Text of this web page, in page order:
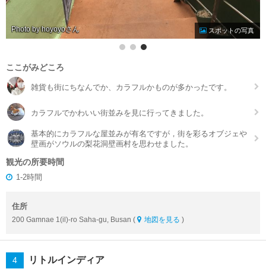
Photo by hoyoyo スポットの写真
ここがみどころ
雑貨も街にちなんでか、カラフルかものが多かったです。
カラフルでかわいい街並みを見に行ってきました。
基本的にカラフルな屋並みが有名ですが，街を彩るオブジェや
壁画がソウルの梨花洞壁画村を思わせました。
観光の所要時間
1-2時間
住所
200 Gamnae 1(il)-ro Saha-gu, Busan ( 地図を見る )
4 リトルインディア